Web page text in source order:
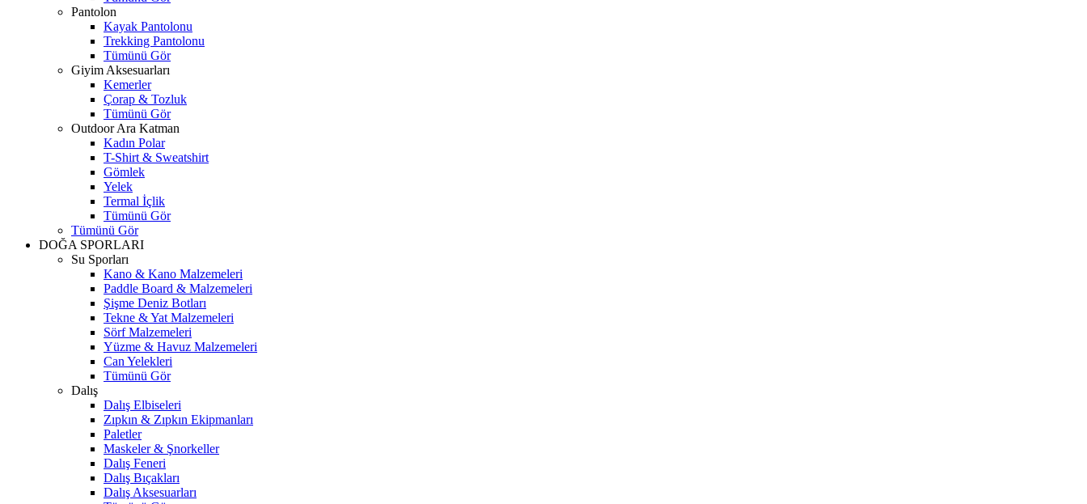
Pantolon
Kayak Pantolonu
Trekking Pantolonu
Tümünü Gör
Giyim Aksesuarları
Kemerler
Çorap & Tozluk
Tümünü Gör
Outdoor Ara Katman
Kadın Polar
T-Shirt & Sweatshirt
Gömlek
Yelek
Termal İçlik
Tümünü Gör
Tümünü Gör
DOĞA SPORLARI
Su Sporları
Kano & Kano Malzemeleri
Paddle Board & Malzemeleri
Şişme Deniz Botları
Tekne & Yat Malzemeleri
Sörf Malzemeleri
Yüzme & Havuz Malzemeleri
Can Yelekleri
Tümünü Gör
Dalış
Dalış Elbiseleri
Zıpkın & Zıpkın Ekipmanları
Paletler
Maskeler & Şnorkeller
Dalış Feneri
Dalış Bıçakları
Dalış Aksesuarları